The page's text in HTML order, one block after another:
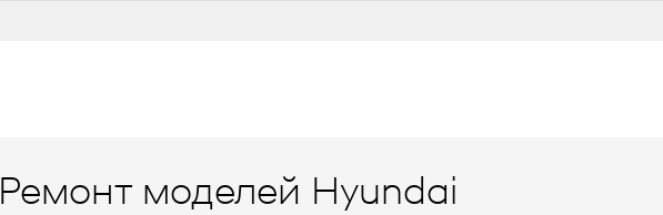
Ремонт моделей Hyundai